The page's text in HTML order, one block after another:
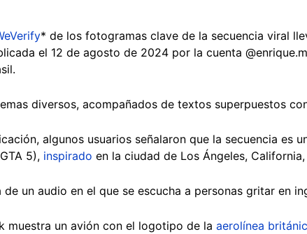
* de los fotogramas clave de la secuencia viral
el 12 de agosto de 2024 por la cuenta
diversos, acompañados de textos superpuestos
algunos usuarios señalaron que la secuencia es
5), inspirado en la ciudad de Los Ángeles,
un audio en el que se escucha a personas gritar en
muestra un avión con el logotipo de la aerolínea